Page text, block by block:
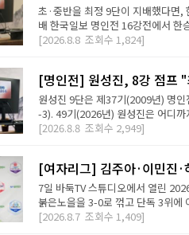
초·중반을 최정 9단이 지배했다면,
배 한국일보 명인전 16강전에서 한
[2026.8.8 조회수 1,824]
[명인전] 원성진, 8강 점프
원성진 9단은 제37기(2009년) 명
-3). 49기(2026년) 원성진은 어디
[2026.8.8 조회수 2,949]
[여자리그] 김주아·이민진
7일 바둑TV 스튜디오에서 열린
붉은노을을 3-0로 꺾고 단독 3위에
[2026.8.7 조회수 1,409]